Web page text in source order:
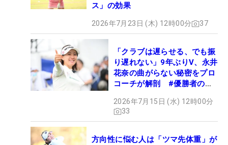
ス」の効果
2026年7月23日 (木) 12時00分 37
「クラブは遅らせる、でも振
り遅れない」9年ぶりV、永井
花奈の曲がらない秘密をプロ
コーチが解剖 #優勝者のス
2026年7月15日 (水) 12時00分
33
方向性に悩む人は「ツマ先体重」が